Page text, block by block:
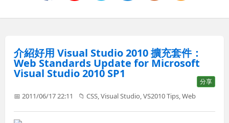
介紹好用 Visual Studio 2010 擴充套件：
Web Standards Update for Microsoft
Visual Studio 2010 SP1
分享
📅 2011/06/17 22:11 📁CSS ,Visual Studio ,VS2010 Tips ,Web